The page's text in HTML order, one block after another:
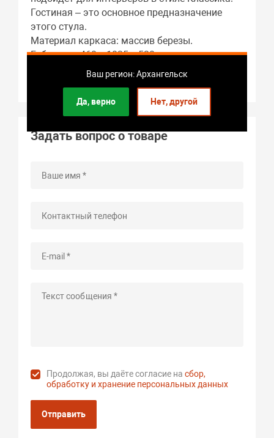
Ваш регион: Архангельск
Да, верно Нет, другой
Гостиная – это основное предназначение
этого стула.
Материал каркаса: массив березы.
Габариты: 460 x 1035 x 520 мм.
Вес стула: 7 кг.
Гарантия: 2 года.
Задать вопрос о товаре
Продолжая, вы даёте согласие насбор,
обработку и хранение персональных данных
Отправить